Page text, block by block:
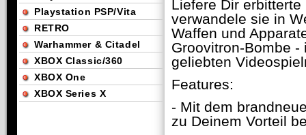
Liefere Dir
verwandele sie in
Waffen und
Groovitron-Bombe
geliebten
Features:
- Mit dem
zu Deinem Vorteil
Playstation PSP/Vita
RETRO
Warhammer & Citadel
XBOX Classic/360
XBOX One
XBOX Series X